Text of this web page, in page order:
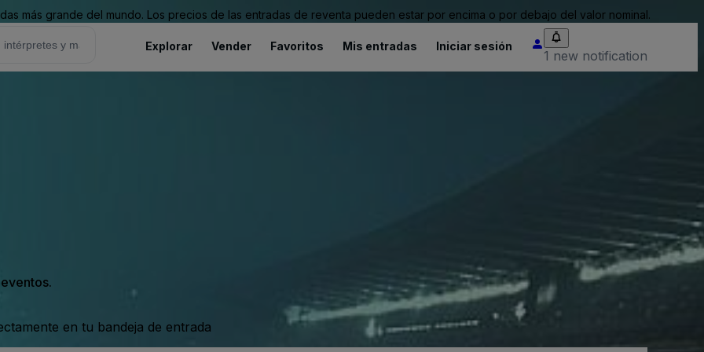
más grande del mundo. Los precios de las entradas de reventa pueden estar por encima o por debajo del valor nominal.
Explorar Vender Favoritos Mis entradas Iniciar sesión
1 new notification
en tu bandeja de entrada